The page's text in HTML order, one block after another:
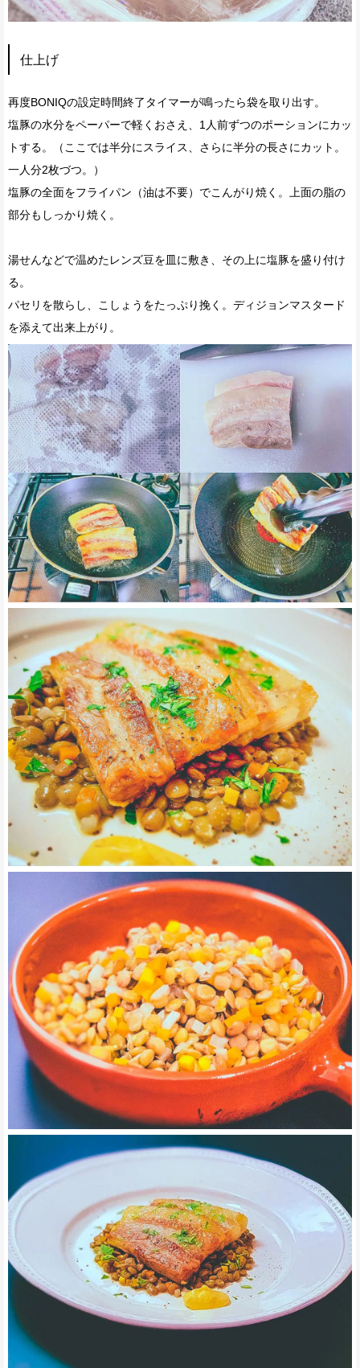
仕上げ
再度BONIQの設定時間終了タイマーが鳴ったら袋を取り出す。
塩豚の水分をペーパーで軽くおさえ、1人前ずつのポーションにカッ
トする。（ここでは半分にスライス、さらに半分の長さにカット。
一人分2枚づつ。）
塩豚の全面をフライパン（油は不要）でこんがり焼く。上面の脂の
部分もしっかり焼く。
湯せんなどで温めたレンズ豆を皿に敷き、その上に塩豚を盛り付け
る。
パセリを散らし、こしょうをたっぷり挽く。ディジョンマスタード
を添えて出来上がり。